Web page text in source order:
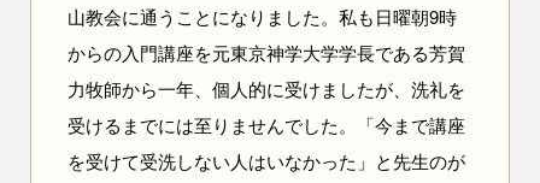
山教会に通うことになりました。私も日曜朝9時
からの入門講座を元東京神学大学学長である芳賀
力牧師から一年、個人的に受けましたが、洗礼を
受けるまでには至りませんでした。「今まで講座
を受けて受洗しない人はいなかった」と先生のが